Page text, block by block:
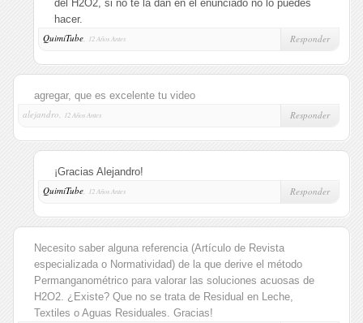
del H2O2, si no te la dan en el enunciado no lo puedes
hacer.
QuimiTube, 12 Años Antes Responder
agregar, que es excelente tu video
alejandro,
12 Años Antes Responder
¡Gracias Alejandro!
QuimiTube, 12 Años Antes Responder
Necesito saber alguna referencia (Artículo de Revista
especializada o Normatividad) de la que derive el método
Permanganométrico para valorar las soluciones acuosas de
H2O2. ¿Existe? Que no se trata de Residual en Leche,
Textiles o Aguas Residuales. Gracias!